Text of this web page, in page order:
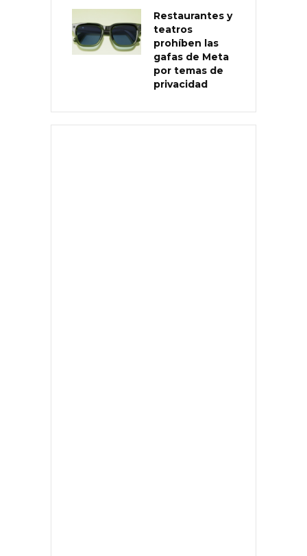
Restaurantes y
teatros
prohíben las
gafas de Meta
por temas de
privacidad